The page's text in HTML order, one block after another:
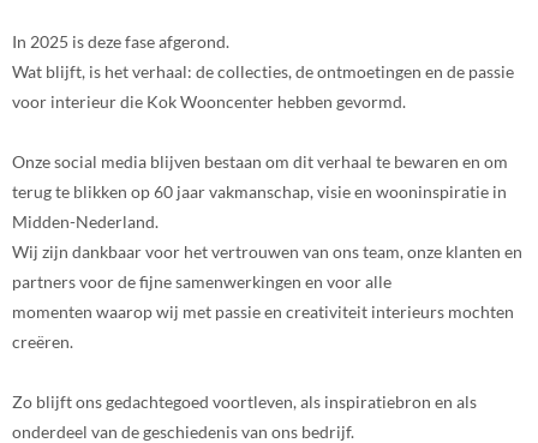
In 2025 is deze fase afgerond.
Wat blijft, is het verhaal: de collecties, de ontmoetingen en de passie
voor interieur die Kok Wooncenter hebben gevormd.
Onze social media blijven bestaan om dit verhaal te bewaren en om
terug te blikken op 60 jaar vakmanschap, visie en wooninspiratie in
Midden-Nederland.
Wij zijn dankbaar voor het vertrouwen van ons team, onze klanten en
partners voor de fijne samenwerkingen en voor alle
momenten waarop wij met passie en creativiteit interieurs mochten
creëren.
Zo blijft ons gedachtegoed voortleven, als inspiratiebron en als
onderdeel van de geschiedenis van ons bedrijf.